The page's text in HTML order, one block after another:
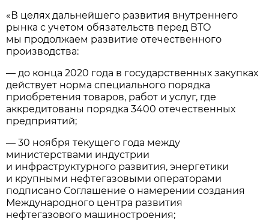
«В целях дальнейшего развития внутреннего
рынка с учетом обязательств перед ВТО
мы продолжаем развитие отечественного
производства:
— до конца 2020 года в государственных закупках
действует норма специального порядка
приобретения товаров, работ и услуг, где
аккредитованы порядка 3400 отечественных
предприятий;
— 30 ноября текущего года между
министерствами индустрии
и инфраструктурного развития, энергетики
и крупными нефтегазовыми операторами
подписано Соглашение о намерении создания
Международного центра развития
нефтегазового машиностроения;